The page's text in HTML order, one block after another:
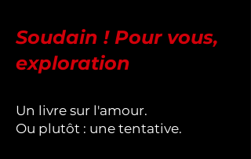
Soudain ! Pour vous,
exploration
Un livre sur l'amour.
Ou plutôt : une tentative.